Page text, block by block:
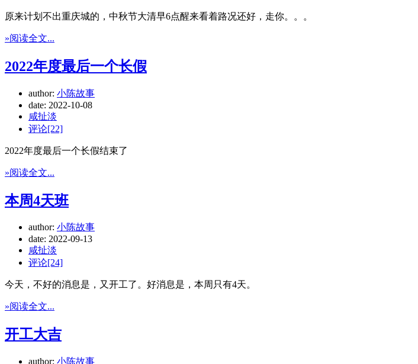
原来计划不出重庆城的，中秋节大清早6点醒来看着路况还好，走你。。。
»阅读全文...
2022年度最后一个长假
author: 小陈故事
date: 2022-10-08
咸扯淡
评论[22]
2022年度最后一个长假结束了
»阅读全文...
本周4天班
author: 小陈故事
date: 2022-09-13
咸扯淡
评论[24]
今天，不好的消息是，又开工了。好消息是，本周只有4天。
»阅读全文...
开工大吉
author: 小陈故事